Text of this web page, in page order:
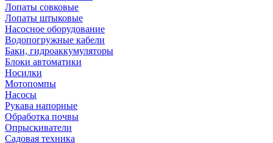
Лопаты совковые
Лопаты штыковые
Насосное оборудование
Водопогружные кабели
Баки, гидроаккумуляторы
Блоки автоматики
Носилки
Мотопомпы
Насосы
Рукава напорные
Обработка почвы
Опрыскиватели
Садовая техника